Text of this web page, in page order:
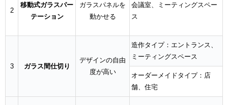
2
移動式ガラスパー
テーション
ガラスパネルを
動かせる
会議室、ミーティングスペー
ス
3 ガラス間仕切り
デザインの自由
度が高い
造作タイプ：エントランス、
ミーティングスペース
オーダーメイドタイプ：店
舗、住宅